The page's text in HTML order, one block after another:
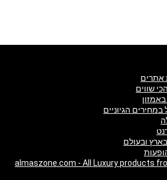
almaszone.com - All Luxury products